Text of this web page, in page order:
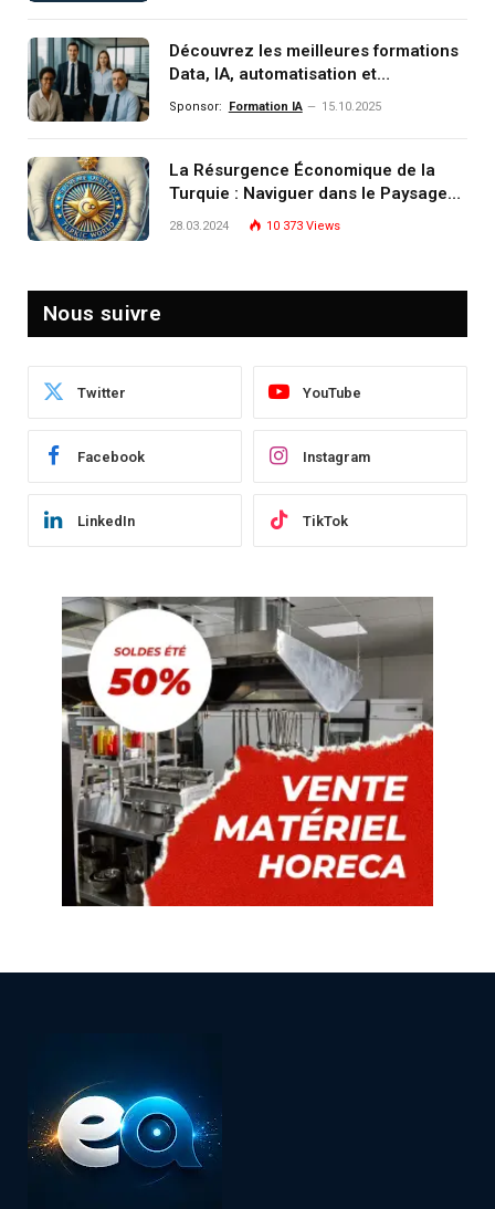
Découvrez les meilleures formations
Data, IA, automatisation et
investissement (gestion de
Sponsor: Formation IA 15.10.2025
La Résurgence Économique de la
Turquie : Naviguer dans le Paysage
Post-Crise
28.03.2024 10 373 Views
Nous suivre
Twitter YouTube
Facebook Instagram
LinkedIn TikTok